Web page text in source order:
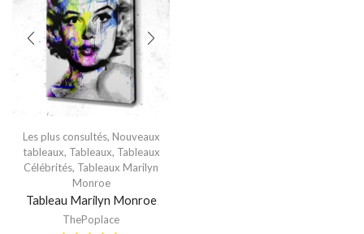
Les plus consultés, Nouveaux
tableaux, Tableaux, Tableaux
Célébrités, Tableaux Marilyn
Monroe
Tableau Marilyn Monroe
ThePoplace